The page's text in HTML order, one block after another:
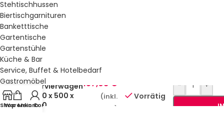
Stehtischhussen
Biertischgarnituren
Banketttische
Gartentische
Gartenstühle
Küche & Bar
Service, Buffet & Hotelbedarf
Gastromöbel
Schulmöbel
Sale %
Shop
Warenkorb
Mein Konto
Servierwagen
800 x 500 x
940
157,08 €
(inkl.
MwSt.)
Vorrätig
- +